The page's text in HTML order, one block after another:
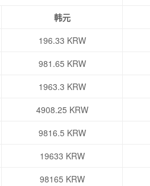
韩元
196.33 KRW
981.65 KRW
1963.3 KRW
4908.25 KRW
9816.5 KRW
19633 KRW
98165 KRW